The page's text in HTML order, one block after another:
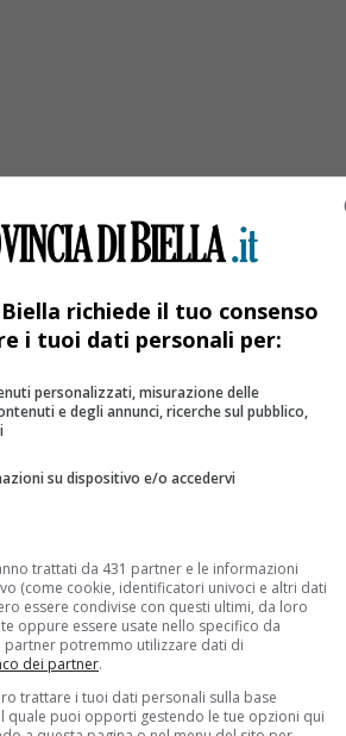
che ha visto protagonista una
richiede il tuo consenso
i tuoi dati personali per:
personalizzati, misurazione delle
e degli annunci, ricerche sul pubblico,
su dispositivo e/o accedervi
trattati da 431 partner e le informazioni
(come cookie, identificatori univoci e altri dati
essere condivise con questi ultimi, da loro
oppure essere usate nello specifico da
partner potremmo utilizzare dati di
dei partner.
trattare i tuoi dati personali sulla base
quale puoi opporti gestendo le tue opzioni qui